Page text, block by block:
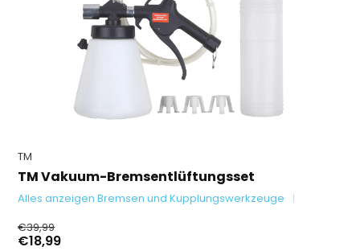
TM
TM Vakuum-Bremsentlüftungsset
Alles anzeigen Bremsen und Kupplungswerkzeuge
€39,99
€18,99